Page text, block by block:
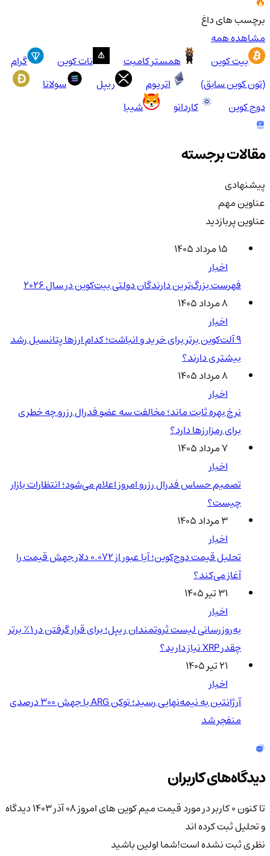
برچسب های داغ
مشاهده همه
بیت کوین
همستر کامبت نات کوین
گرام
(تون کوین سابق)
اتریوم ریپل
سولانا
دوج کوین
کاردانو شیبا
مقالات برجسته
پیشنهادی
عناوین مهم
عناوین پربازدید
۱۵ مرداد ۱۴۰۵
اخبار
فهرست بزرگ‌ترین دارندگان دولتی بیت‌کوین در سال 2026
۸ مرداد ۱۴۰۵
اخبار
۹ آلت‌کوین برتر برای خرید و انباشت؛ کدام ارزها پتانسیل رشد
بیشتری دارند؟
۸ مرداد ۱۴۰۵
اخبار
نرخ بهره ثابت ماند؛ مخالفت سه عضو فدرال رزرو چه خطری
برای رمزارزها دارد؟
۷ مرداد ۱۴۰۵
اخبار
تصمیم حساس فدرال رزرو امروز اعلام می‌شود؛ انتظارات بازار
چیست؟
۳ مرداد ۱۴۰۵
اخبار
تحلیل قیمت دوج‌کوین؛ آیا عبور از ۰.۰۷۲ دلار جهش قیمت را
آغاز می‌کند؟
۳۱ تیر ۱۴۰۵
اخبار
به‌روزرسانی لیست ثروتمندان ریپل؛ برای قرار گرفتن در ۱٪ برتر
چقدر XRP نیاز دارید؟
۲۱ تیر ۱۴۰۵
اخبار
آرژانتین به نیمه‌نهایی رسید؛ توکن ARG با جهش ۳۰۰ درصدی
منفجر شد
دیدگاه‌های کاربران
تا کنون 0 کاربر در مورد قیمت میم کوین های امروز ۰۸ آذر ۱۴۰۳
دیدگاه
و تحلیل ثبت کرده اند
نظری ثبت نشده است!شما اولین باشید